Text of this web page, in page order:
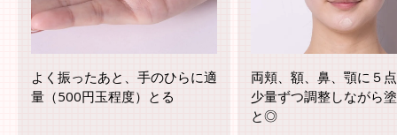
よく振ったあと、手のひらに適
量（500円玉程度）とる
両頬、額、鼻、顎に５
少量ずつ調整しながら
と◎